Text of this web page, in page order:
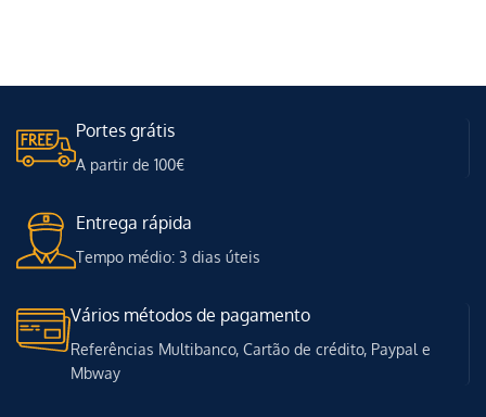
Portes grátis
A partir de 100€
Entrega rápida
Tempo médio: 3 dias úteis
Vários métodos de pagamento
Referências Multibanco, Cartão de crédito, Paypal e
Mbway